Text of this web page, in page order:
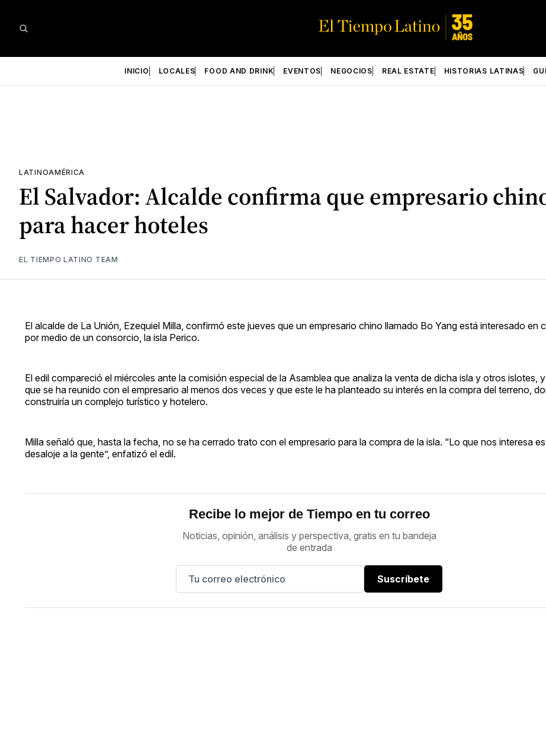
INICIO LOCALES FOOD AND DRINK EVENTOS NEGOCIOS REAL ESTATE HISTORIAS LATINAS
LATINOAMÉRICA
El Salvador: Alcalde confirma que empresario
para hacer hoteles
EL TIEMPO LATINO TEAM
El alcalde de La Unión, Ezequiel Milla, confirmó este jueves que un empresario chino llamado Bo Yang está interesado en
por medio de un consorcio, la isla Perico.
El edil compareció el miércoles ante la comisión especial de la Asamblea que analiza la venta de dicha isla y otros islotes,
que se ha reunido con el empresario al menos dos veces y que este le ha planteado su interés en la compra del terreno,
construiría un complejo turístico y hotelero.
Milla señaló que, hasta la fecha, no se ha cerrado trato con el empresario para la compra de la isla. “Lo que nos interesa
desaloje a la gente”, enfatizó el edil.
Recibe lo mejor de Tiempo en tu correo
Noticias, opinión, análisis y perspectiva, gratis en tu bandeja
de entrada
Suscríbete